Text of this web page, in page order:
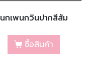
นกเพนกวินปากสีส้ม
ซื้อสินค้า